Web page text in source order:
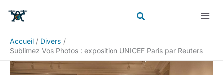
Accueil
Divers
Sublimez Vos Photos : exposition UNICEF Paris par Reuters